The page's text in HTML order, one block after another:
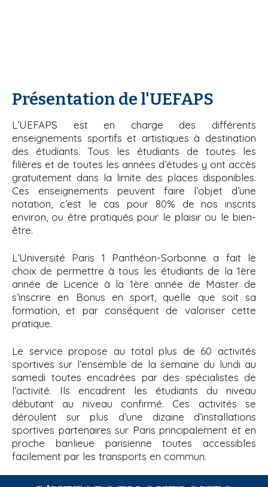
Présentation de l'UEFAPS
L’UEFAPS est en charge des différents
enseignements sportifs et artistiques à destination
des étudiants. Tous les étudiants de toutes les
filières et de toutes les années d’études y ont accès
gratuitement dans la limite des places disponibles.
Ces enseignements peuvent faire l’objet d’une
notation, c’est le cas pour 80% de nos inscrits
environ, ou être pratiqués pour le plaisir ou le bien-
être.
L’Université Paris 1 Panthéon-Sorbonne a fait le
choix de permettre à tous les étudiants de la 1ère
année de Licence à la 1ère année de Master de
s’inscrire en Bonus en sport, quelle que soit sa
formation, et par conséquent de valoriser cette
pratique.
Le service propose au total plus de 60 activités
sportives sur l’ensemble de la semaine du lundi au
samedi toutes encadrées par des spécialistes de
l’activité. Ils encadrent les étudiants du niveau
débutant au niveau confirmé. Ces activités se
déroulent sur plus d’une dizaine d’installations
sportives partenaires sur Paris principalement et en
proche banlieue parisienne toutes accessibles
facilement par les transports en commun.